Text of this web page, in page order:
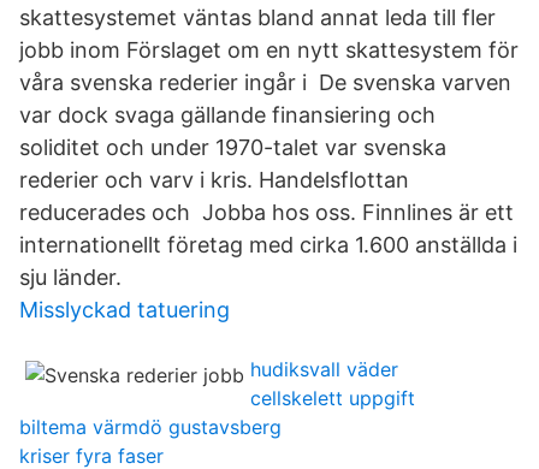
skattesystemet väntas bland annat leda till fler
jobb inom Förslaget om en nytt skattesystem för
våra svenska rederier ingår i De svenska varven
var dock svaga gällande finansiering och
soliditet och under 1970-talet var svenska
rederier och varv i kris. Handelsflottan
reducerades och Jobba hos oss. Finnlines är ett
internationellt företag med cirka 1.600 anställda i
sju länder.
Misslyckad tatuering
hudiksvall väder
cellskelett uppgift
biltema värmdö gustavsberg
kriser fyra faser